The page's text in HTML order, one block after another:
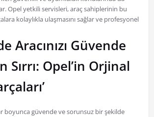
Opel yetkili servisleri, araç sahiplerinin bu
kolaylıkla ulaşmasını sağlar ve profesyonel
Aracınızı Güvende
Sırrı: Opel’in Orjinal
boyunca güvende ve sorunsuz bir şekilde